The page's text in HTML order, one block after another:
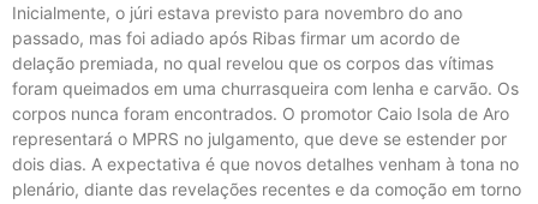
Inicialmente, o júri estava previsto para novembro do ano
passado, mas foi adiado após Ribas firmar um acordo de
delação premiada, no qual revelou que os corpos das vítimas
foram queimados em uma churrasqueira com lenha e carvão. Os
corpos nunca foram encontrados. O promotor Caio Isola de Aro
representará o MPRS no julgamento, que deve se estender por
dois dias. A expectativa é que novos detalhes venham à tona no
plenário, diante das revelações recentes e da comoção em torno